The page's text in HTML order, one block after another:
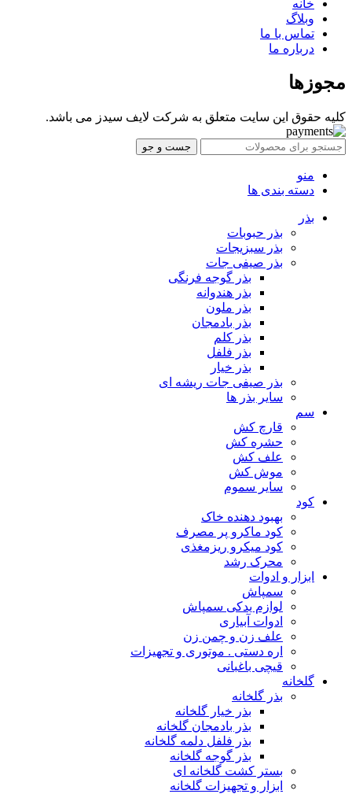
خانه
وبلاگ
تماس با ما
درباره ما
مجوزها
کلیه حقوق این سایت متعلق به شرکت لایف سیدز می باشد.
جست و جو
منو
دسته بندی ها
بذر
بذر حبوبات
بذر سبزیجات
بذر صیفی جات
بذر گوجه فرنگی
بذر هندوانه
بذر ملون
بذر بادمجان
بذر کلم
بذر فلفل
بذر خیار
بذر صیفی جات ریشه ای
سایر بذر ها
سم
قارچ کش
حشره کش
علف کش
موش کش
سایر سموم
کود
بهبود دهنده خاک
کود ماکرو پر مصرف
کود میکرو ریزمغذی
محرک رشد
ابزار و ادوات
سمپاش
لوازم یدکی سمپاش
ادوات آبیاری
علف زن و چمن زن
اره دستی . موتوری و تجهیزات
قیچی باغبانی
گلخانه
بذر گلخانه
بذر خیار گلخانه
بذر بادمجان گلخانه
بذر فلفل دلمه گلخانه
بذر گوجه گلخانه
بستر کشت گلخانه ای
ابزار و تجهیزات گلخانه